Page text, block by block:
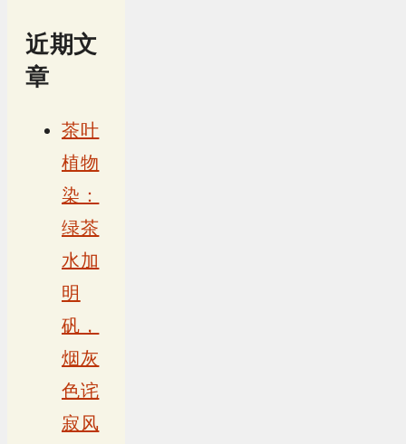
近期文
章
茶叶
植物
染：
绿茶
水加
明
矾，
烟灰
色诧
寂风